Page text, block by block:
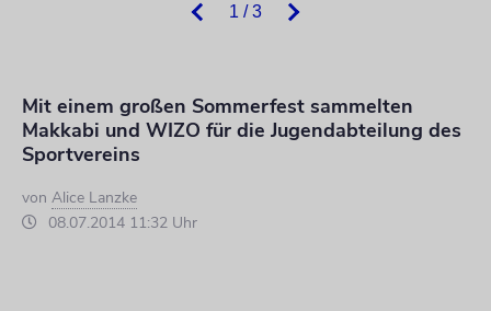
1 / 3
Mit einem großen Sommerfest sammelten
Makkabi und WIZO für die Jugendabteilung des
Sportvereins
von Alice Lanzke
08.07.2014 11:32 Uhr